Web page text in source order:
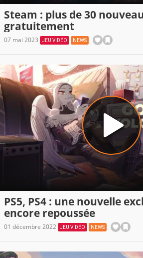
Steam : plus de 30
gratuitement
07 mai 2023 JEU VIDÉO NEWS
PS5, PS4 : une nouvelle
encore repoussée
01 décembre 2022 JEU VIDÉO NEWS